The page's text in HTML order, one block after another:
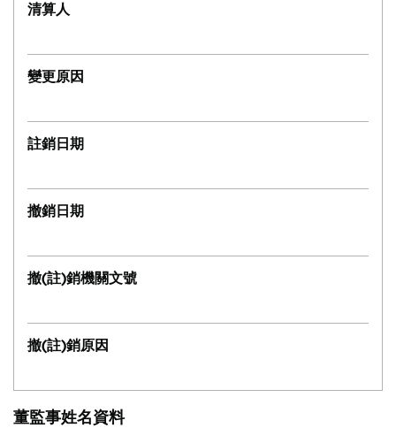
清算人
變更原因
註銷日期
撤銷日期
撤(註)銷機關文號
撤(註)銷原因
董監事姓名資料